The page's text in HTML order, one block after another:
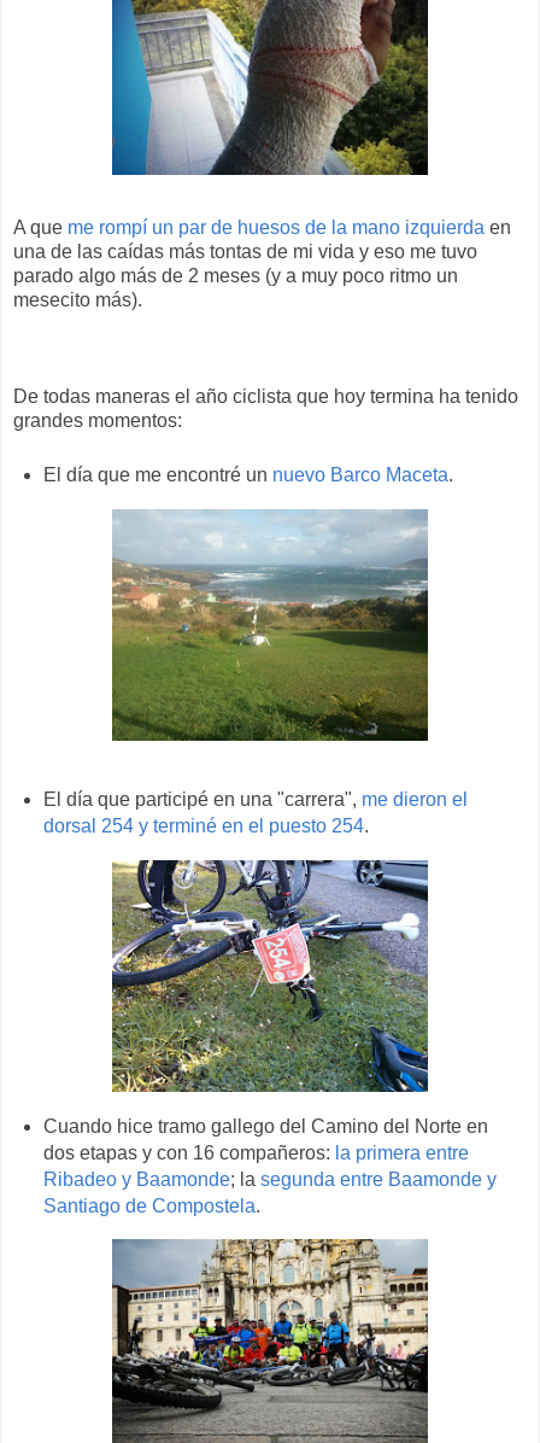
A que me rompí un par de huesos de la mano izquierda en
una de las caídas más tontas de mi vida y eso me tuvo
parado algo más de 2 meses (y a muy poco ritmo un
mesecito más).
De todas maneras el año ciclista que hoy termina ha tenido
grandes momentos:
El día que me encontré un nuevo Barco Maceta.
El día que participé en una "carrera", me dieron el
dorsal 254 y terminé en el puesto 254.
Cuando hice tramo gallego del Camino del Norte en
dos etapas y con 16 compañeros: la primera entre
Ribadeo y Baamonde; la segunda entre Baamonde y
Santiago de Compostela.